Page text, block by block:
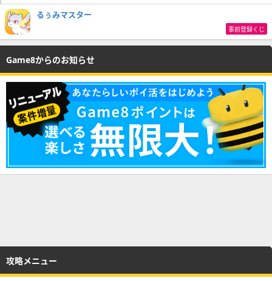
るぅみマスター
事前登録くじ
Game8からのお知らせ
攻略メニュー